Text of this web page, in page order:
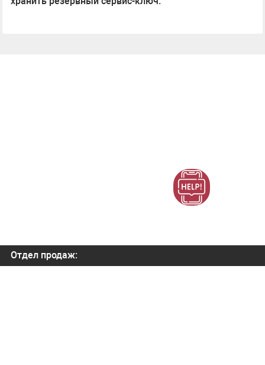
Отдел продаж: